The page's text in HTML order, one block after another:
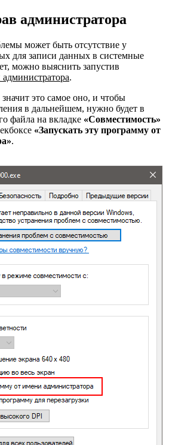
администратора
может быть отсутствие у
для записи данных в системные
можно выяснить запустив
.
это самое оно, и чтобы
в дальнейшем, нужно будет в
файла на вкладке «Совместимость»
«Запускать эту программу от
.